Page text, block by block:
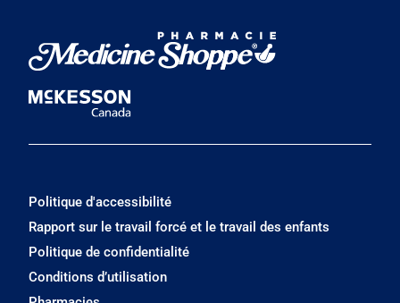
Politique d'accessibilité
Rapport sur le travail forcé et le travail des enfants
Politique de confidentialité
Conditions d’utilisation